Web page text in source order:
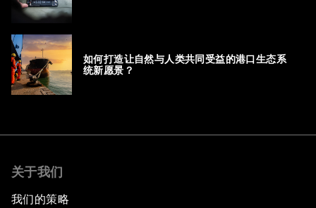
如何打造让自然与人类共同受益的港口生态系
统新愿景？
关于我们
我们的策略